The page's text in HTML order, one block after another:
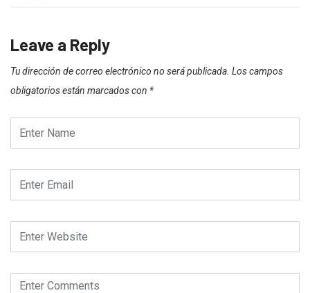
Leave a Reply
Tu dirección de correo electrónico no será publicada. Los campos
obligatorios están marcados con *